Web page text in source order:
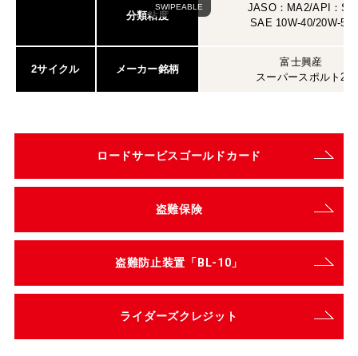
分類粘度
JASO：MA2/API：SL
SAE 10W-40/20W-50
2サイクル メーカー銘柄
富士興産
スーパースポルト2
ロードサービスゴールドカード
盗難保険
盗難防止装置「BL-10」
ライダーズクレジット